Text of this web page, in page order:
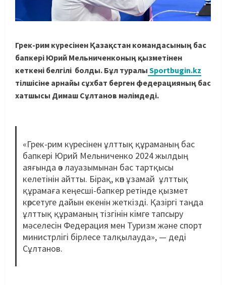
Грек-рим күресінен Қазақстан командасының бас
бапкері Юрий Мельниченконың қызметінен
кеткені белгілі болды. Бұл туралы Sportbugin.kz
тілшісіне арнайы сұхбат берген федерацияның бас
хатшысы Димаш Сұлтанов мәлімдеді.
«Грек-рим күресінен ұлттық құраманың бас
бапкері Юрий Мельниченко 2024 жылдың
аяғында өз лауазымынан бас тартқысы
келетінін айтты. Бірақ, көп ұзамай ұлттық
құрамаға кеңесші-бапкер ретінде қызмет
көрсетуге дайын екенін жеткізді. Қазіргі таңда
ұлттық құраманың тізгінін кімге тапсыру
мәселесін Федерация мен Туризм және спорт
министрлігі бірлесе талқылауда», — деді
Сұлтанов.